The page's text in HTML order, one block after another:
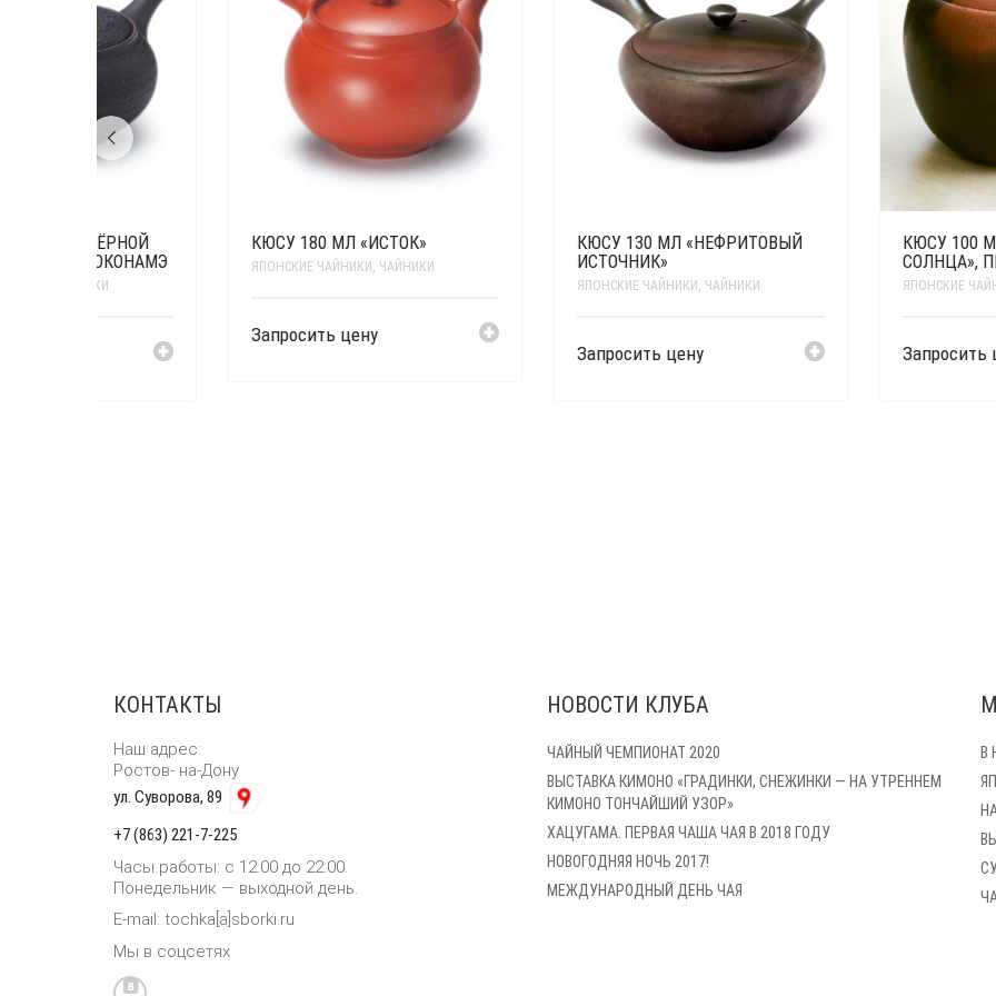
КЮСУ 180 МЛ «ИСТОК»
ЯПОНСКИЕ ЧАЙНИКИ ,ЧАЙНИКИ
Запросить цену
КЮСУ 130 МЛ «НЕФРИТОВЫЙ
ЯПОНСКИЕ ЧАЙНИКИ ,ЧАЙНИКИ
Запросить цену
КЮСУ 100 МЛ «ВОСХОД
СОЛНЦА», ПЕЧЬ ТОКОНАМЭ
ЯПОНСКИЕ ЧАЙНИКИ ,ЧАЙНИКИ
Запросить цену
КОНТАКТЫ
Наш адрес:
Ростов- на-Дону
ул. Суворова, 89
+7 (863) 221-7-225
Часы работы: с 12:00 до 22:00.
Понедельник — выходной день.
E-mail: tochka[a]sborki.ru
Мы в соцсетях
НОВОСТИ КЛУБА
ЧАЙНЫЙ ЧЕМПИОНАТ 2020
ВЫСТАВКА КИМОНО «ГРАДИНКИ, СНЕЖИНКИ — НА УТРЕННЕМ
КИМОНО ТОНЧАЙШИЙ УЗОР»
ХАЦУГАМА. ПЕРВАЯ ЧАША ЧАЯ В 2018 ГОДУ
НОВОГОДНЯЯ НОЧЬ 2017!
МЕЖДУНАРОДНЫЙ ДЕНЬ ЧАЯ
В